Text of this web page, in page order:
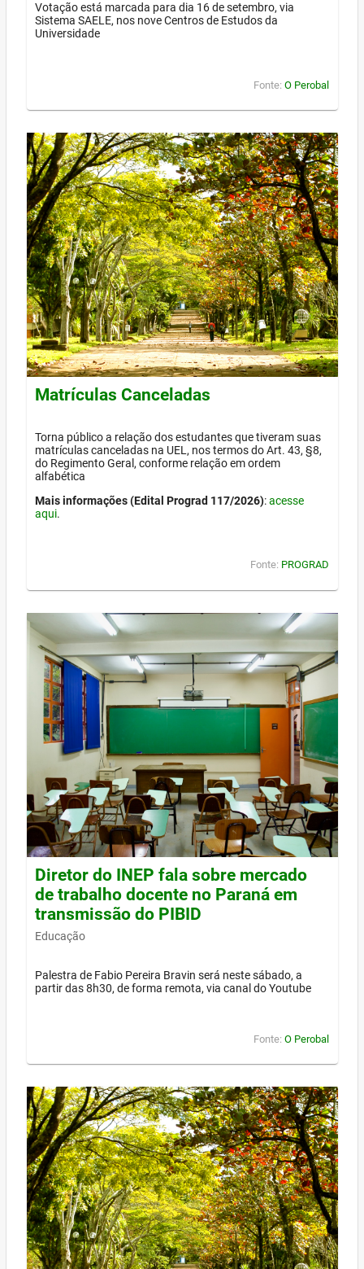
Votação está marcada para dia 16 de setembro, via
Sistema SAELE, nos nove Centros de Estudos da
Universidade
Fonte: O Perobal
Matrículas Canceladas
Torna público a relação dos estudantes que tiveram suas
matrículas canceladas na UEL, nos termos do Art. 43, §8,
do Regimento Geral, conforme relação em ordem
alfabética
Mais informações (Edital Prograd 117/2026):acesse
aqui.
Fonte: PROGRAD
Diretor do INEP fala sobre mercado
de trabalho docente no Paraná em
transmissão do PIBID
Educação
Palestra de Fabio Pereira Bravin será neste sábado, a
partir das 8h30, de forma remota, via canal do Youtube
Fonte: O Perobal